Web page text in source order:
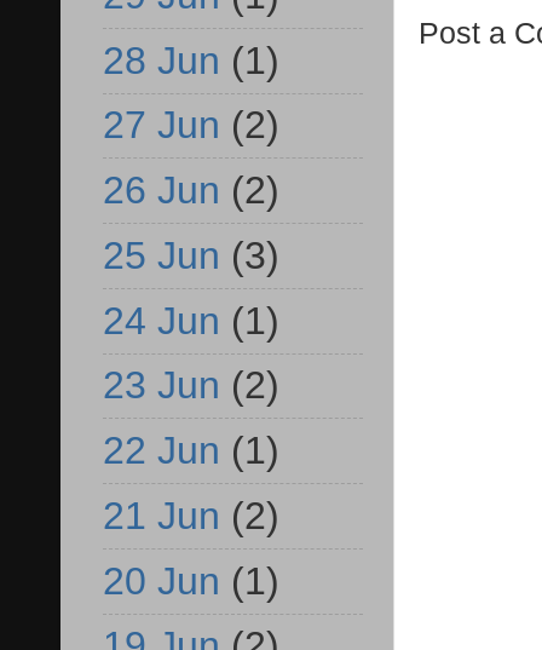
Post a
28 Jun (1)
27 Jun (2)
26 Jun (2)
25 Jun (3)
24 Jun (1)
23 Jun (2)
22 Jun (1)
21 Jun (2)
20 Jun (1)